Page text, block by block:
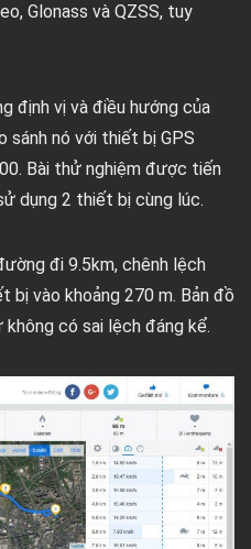
Glonass và QZSS, tuy
định vị và điều hướng của
sánh nó với thiết bị GPS
Bài thử nghiệm được tiến
dụng 2 thiết bị cùng lúc.
đi 9.5km, chênh lệch
bị vào khoảng 270 m. Bản đồ
không có sai lệch đáng kể.